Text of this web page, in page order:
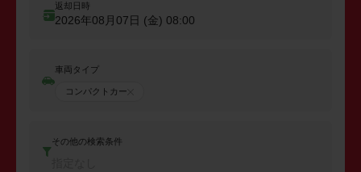
返却日時
2026年08月07日 (金) 08:00
車両タイプ
コンパクトカー
その他の検索条件